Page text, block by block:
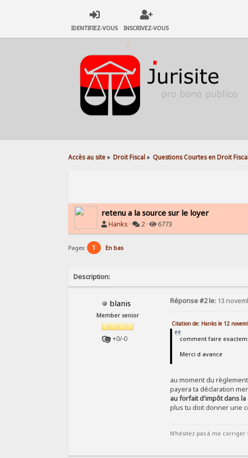
IDENTIFIEZ-VOUS INSCRIVEZ-VOUS
Accès au site» Droit Fiscal» Questions Courtes en Droit
retenu a la source sur le loyer
Hanks · 2 · 6773
Pages: 1 En bas
Description:
blanis
Member senior
+0/-0
Réponse #2 le: 13
Citation de: Hanks le 12
comment faire
Merci d avance
au moment du
payera ta déclaration
au forfait d'impôt dans
plus tu doit donner une
N'hésitez pas à me corriger